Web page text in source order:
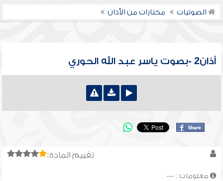
الصوتيات مختارات من الأذان
أذان2 -بصوت ياسر عبد الله الحوري
تقييم المادة:
معلومات : ---